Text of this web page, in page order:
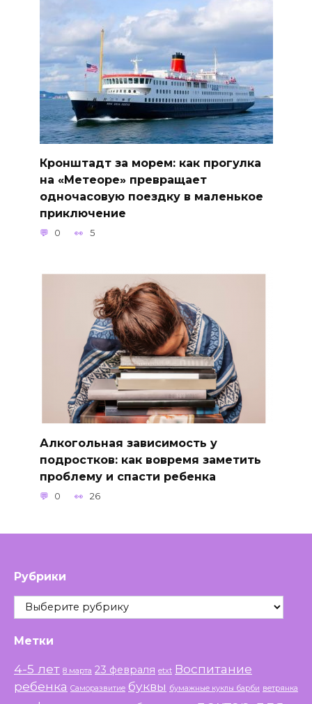
Кронштадт за морем: как прогулка
на «Метеоре» превращает
одночасовую поездку в маленькое
приключение
0 5
Алкогольная зависимость у
подростков: как вовремя заметить
проблему и спасти ребенка
0 26
Рубрики
Рубрики
Метки
4-5 лет 8 марта 23 февраля etxt Воспитание
ребенка Саморазвитие буквы бумажные куклы барби ветрянка